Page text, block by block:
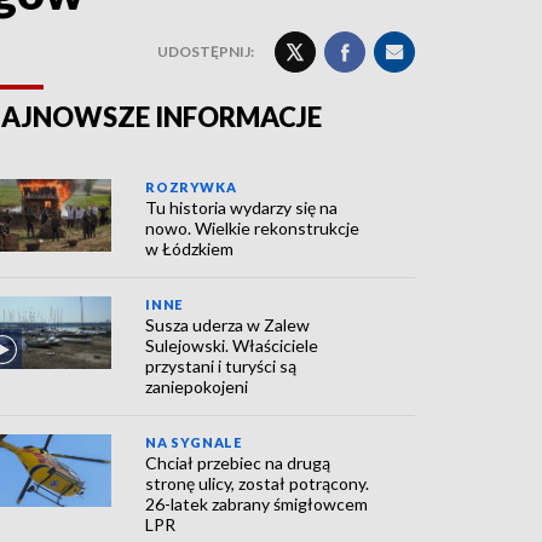
UDOSTĘPNIJ:
INFORMACJE
ROZRYWKA
Tu historia wydarzy się na
nowo. Wielkie rekonstrukcje
w Łódzkiem
INNE
Susza uderza w Zalew
Sulejowski. Właściciele
przystani i turyści są
zaniepokojeni
NA SYGNALE
Chciał przebiec na drugą
stronę ulicy, został potrącony.
26-latek zabrany śmigłowcem
LPR